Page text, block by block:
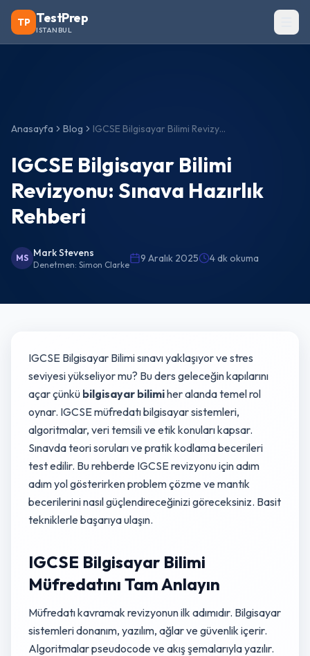
TP TestPrep
ISTANBUL
Anasayfa Blog IGCSE Bilgisayar Bilimi Revizyonu: Sınava Hazırlık Rehberi
IGCSE Bilgisayar Bilimi
Revizyonu: Sınava Hazırlık
Rehberi
MS Mark Stevens
Denetmen: Simon Clarke
9 Aralık 2025 4 dk okuma
IGCSE Bilgisayar Bilimi sınavı yaklaşıyor ve stres
seviyesi yükseliyor mu? Bu ders geleceğin kapılarını
açar çünkü bilgisayar bilimiher alanda temel rol
oynar. IGCSE müfredatı bilgisayar sistemleri,
algoritmalar, veri temsili ve etik konuları kapsar.
Sınavda teori soruları ve pratik kodlama becerileri
test edilir. Bu rehberde IGCSE revizyonu için adım
adım yol gösterirken problem çözme ve mantık
becerilerini nasıl güçlendireceğinizi göreceksiniz. Basit
tekniklerle başarıya ulaşın.
IGCSE Bilgisayar Bilimi
Müfredatını Tam Anlayın
Müfredatı kavramak revizyonun ilk adımıdır. Bilgisayar
sistemleri donanım, yazılım, ağlar ve güvenlik içerir.
Algoritmalar pseudocode ve akış şemalarıyla yazılır.